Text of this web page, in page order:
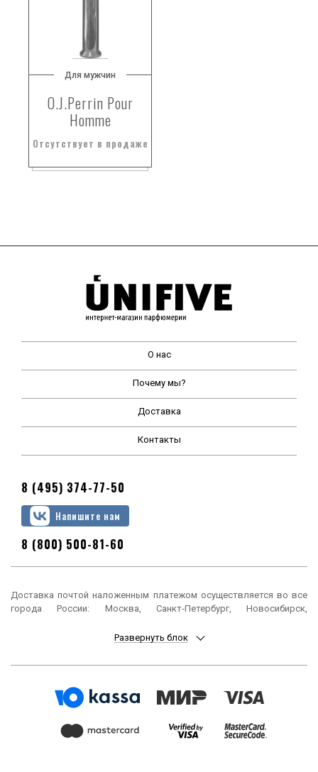
Для мужчин
O.J.Perrin Pour
Homme
Отсутствует в продаже
О нас
Почему мы?
Доставка
Контакты
8 (495) 374-77-50
Напишите нам
8 (800) 500-81-60
Доставка почтой наложенным платежом осуществляется во все
города России: Москва, Санкт-Петербург, Новосибирск,
Ростов-на-Дону, Уфа, Красноярск, Пермь, Воронеж, Волгоград,
Ульяновск, Иркутск, Хабаровск, Ярославль, Владивосток, Томск,
Челны, Пенза, Липецк, Киров, Чебоксары, Тула, Калининград,
Балашиха, Курск, Ставрополь, Улан-Удэ, Тверь, Магнитогорск,
Архангельск, Чита, Калуга, Симферополь, Смоленск, Волжский,
Развернуть блок